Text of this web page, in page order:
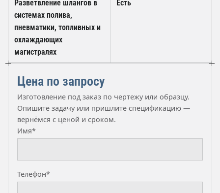
Разветвление шлангов в
системах полива,
пневматики, топливных и
охлаждающих
магистралях
Есть
Цена по запросу
Изготовление под заказ по чертежу или образцу.
Опишите задачу или пришлите спецификацию —
вернёмся с ценой и сроком.
Имя*
Телефон*